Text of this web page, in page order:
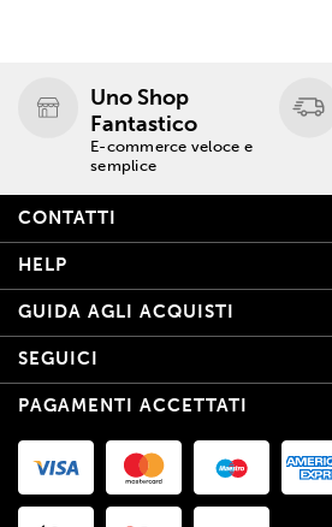
Uno Shop
Fantastico
E-commerce veloce e
semplice
CONTATTI
HELP
GUIDA AGLI ACQUISTI
SEGUICI
PAGAMENTI ACCETTATI